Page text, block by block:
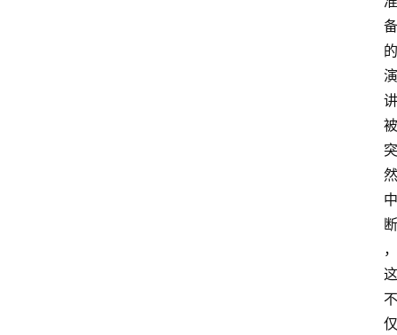
备
的
演
讲
被
突
然
中
断
，
这
不
仅